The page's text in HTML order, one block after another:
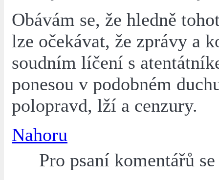
Obávám se, že hledně
lze očekávat, že zprávy a
soudním líčení s
ponesou v podobném
polopravd, lží a cenzury.
Nahoru
Pro psaní komentářů